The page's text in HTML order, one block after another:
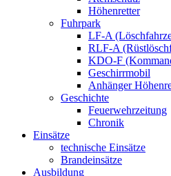
Höhenretter
Fuhrpark
LF-A
RLF-A
KDO-F
Geschirrmobil
Anhänger
Geschichte
Feuerwehrzeitung
Chronik
Einsätze
technische Einsätze
Brandeinsätze
Ausbildung